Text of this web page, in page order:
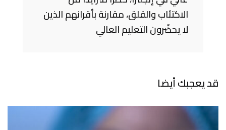
الاكتئاب والقلق، مقارنة بأقرانهم الذين
لا يحضّرون التعليم العالي
قد يعجبك أيضا